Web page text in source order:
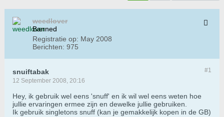
weedlover
Banned
Registratie op: May 2008
Berichten: 975
#1
snuiftabak
12 September 2008, 20:16
Hey, ik gebruik wel eens 'snuff' en ik wil wel eens weten hoe
jullie ervaringen ermee zijn en dewelke jullie gebruiken.
Ik gebruik singletons snuff (kan je gemakkelijk kopen in de GB)